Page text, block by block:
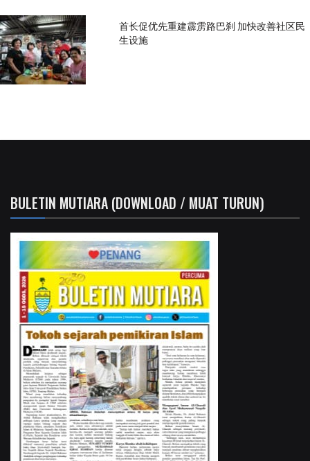
首长促优先重建霹雳路巴刹 加快改善社区民
生设施
BULETIN MUTIARA (DOWNLOAD / MUAT TURUN)